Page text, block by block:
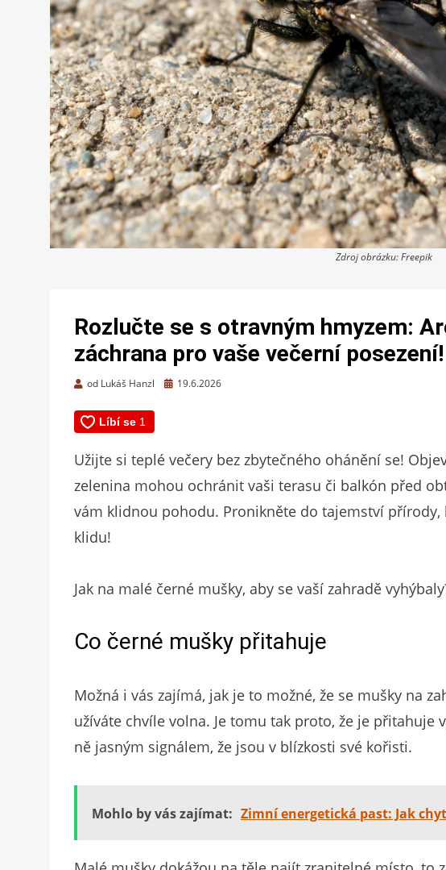
Zdroj obrázku: Freepik
Rozlučte se s otravným hmyzem:
záchrana pro vaše večerní posezení!
od Lukáš Hanzl
Zveřejněno
19.6.2026
Užijte si teplé večery bez zbytečného ohánění se!
zelenina mohou ochránit vaši terasu či balkón před
vám klidnou pohodu. Pronikněte do tajemství přírody,
klidu!
Jak na malé černé mušky, aby se vaší zahradě
Co černé mušky přitahuje
Možná i vás zajímá, jak je to možné, že se mušky na
užíváte chvíle volna. Je tomu tak proto, že je přitahuje
ně jasným signálem, že jsou v blízkosti své kořisti.
Mohlo by vás zajímat: Zimní energetická past: Jak